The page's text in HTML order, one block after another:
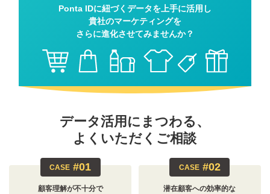
Ponta IDに紐づくデータを上手に活用し
貴社のマーケティングを
さらに進化させてみませんか？
データ活用にまつわる、
よくいただくご相談
CASE #01
顧客理解が不十分で
CASE #02
潜在顧客への効率的な